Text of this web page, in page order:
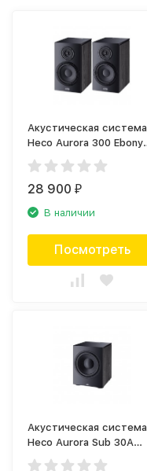
Акустическая система
Heco Aurora 300 Ebony
Black (пара)
28 900₽
В наличии
Посмотреть
Акустическая система
Heco Aurora Sub 30A
Ebony Black